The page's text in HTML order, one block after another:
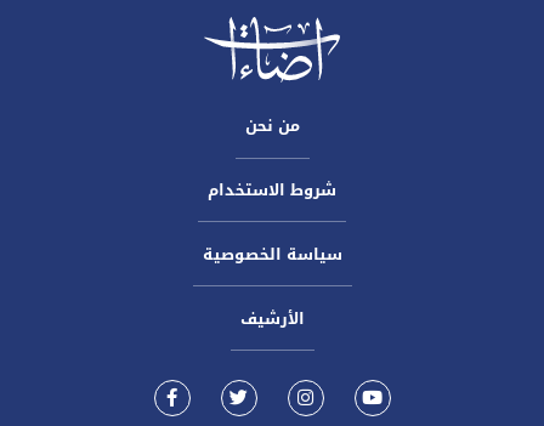
من نحن
شروط الاستخدام
سياسة الخصوصية
الأرشيف